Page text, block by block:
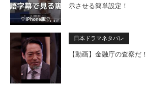
示させる簡単設定！
日本ドラマネタバレ
【動画】金融庁の査察だ！